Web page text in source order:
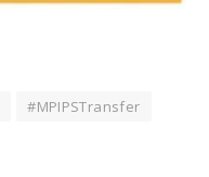
#MPIPSTransfer